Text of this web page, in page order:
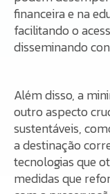
financeira e na
facilitando o
disseminando
Além disso, a
outro aspecto
sustentáveis,
a destinação
tecnologias que
medidas que